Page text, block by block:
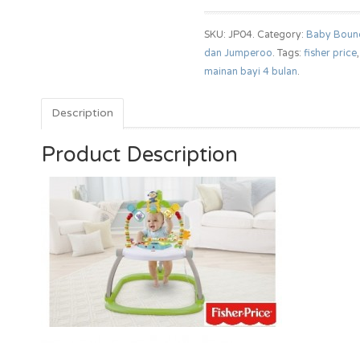
SKU: JP04. Category: Baby
dan Jumperoo. Tags: fisher price
mainan bayi 4 bulan.
Description
Product Description